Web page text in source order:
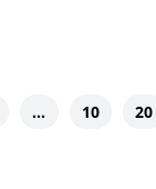
... 10
20